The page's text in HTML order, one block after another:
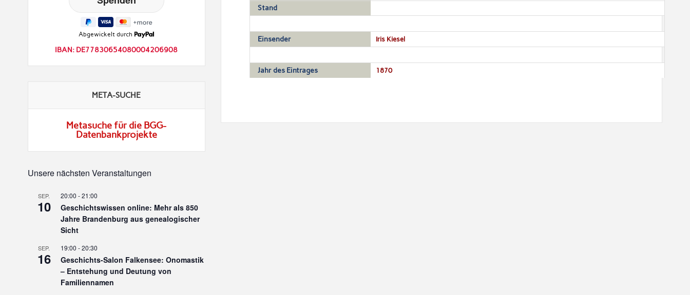
Stand
Einsender Iris Kiesel
Jahr des Eintrages 1870
Abgewickelt durch
IBAN: DE77830654080004206908
META-SUCHE
Metasuche für die BGG-
Datenbankprojekte
Unsere nächsten Veranstaltungen
SEP.
10
20:00 -21:00
Geschichtswissen online: Mehr als 850
Jahre Brandenburg aus genealogischer
Sicht
SEP.
16
19:00 -20:30
Geschichts-Salon Falkensee: Onomastik
– Entstehung und Deutung von
Familiennamen